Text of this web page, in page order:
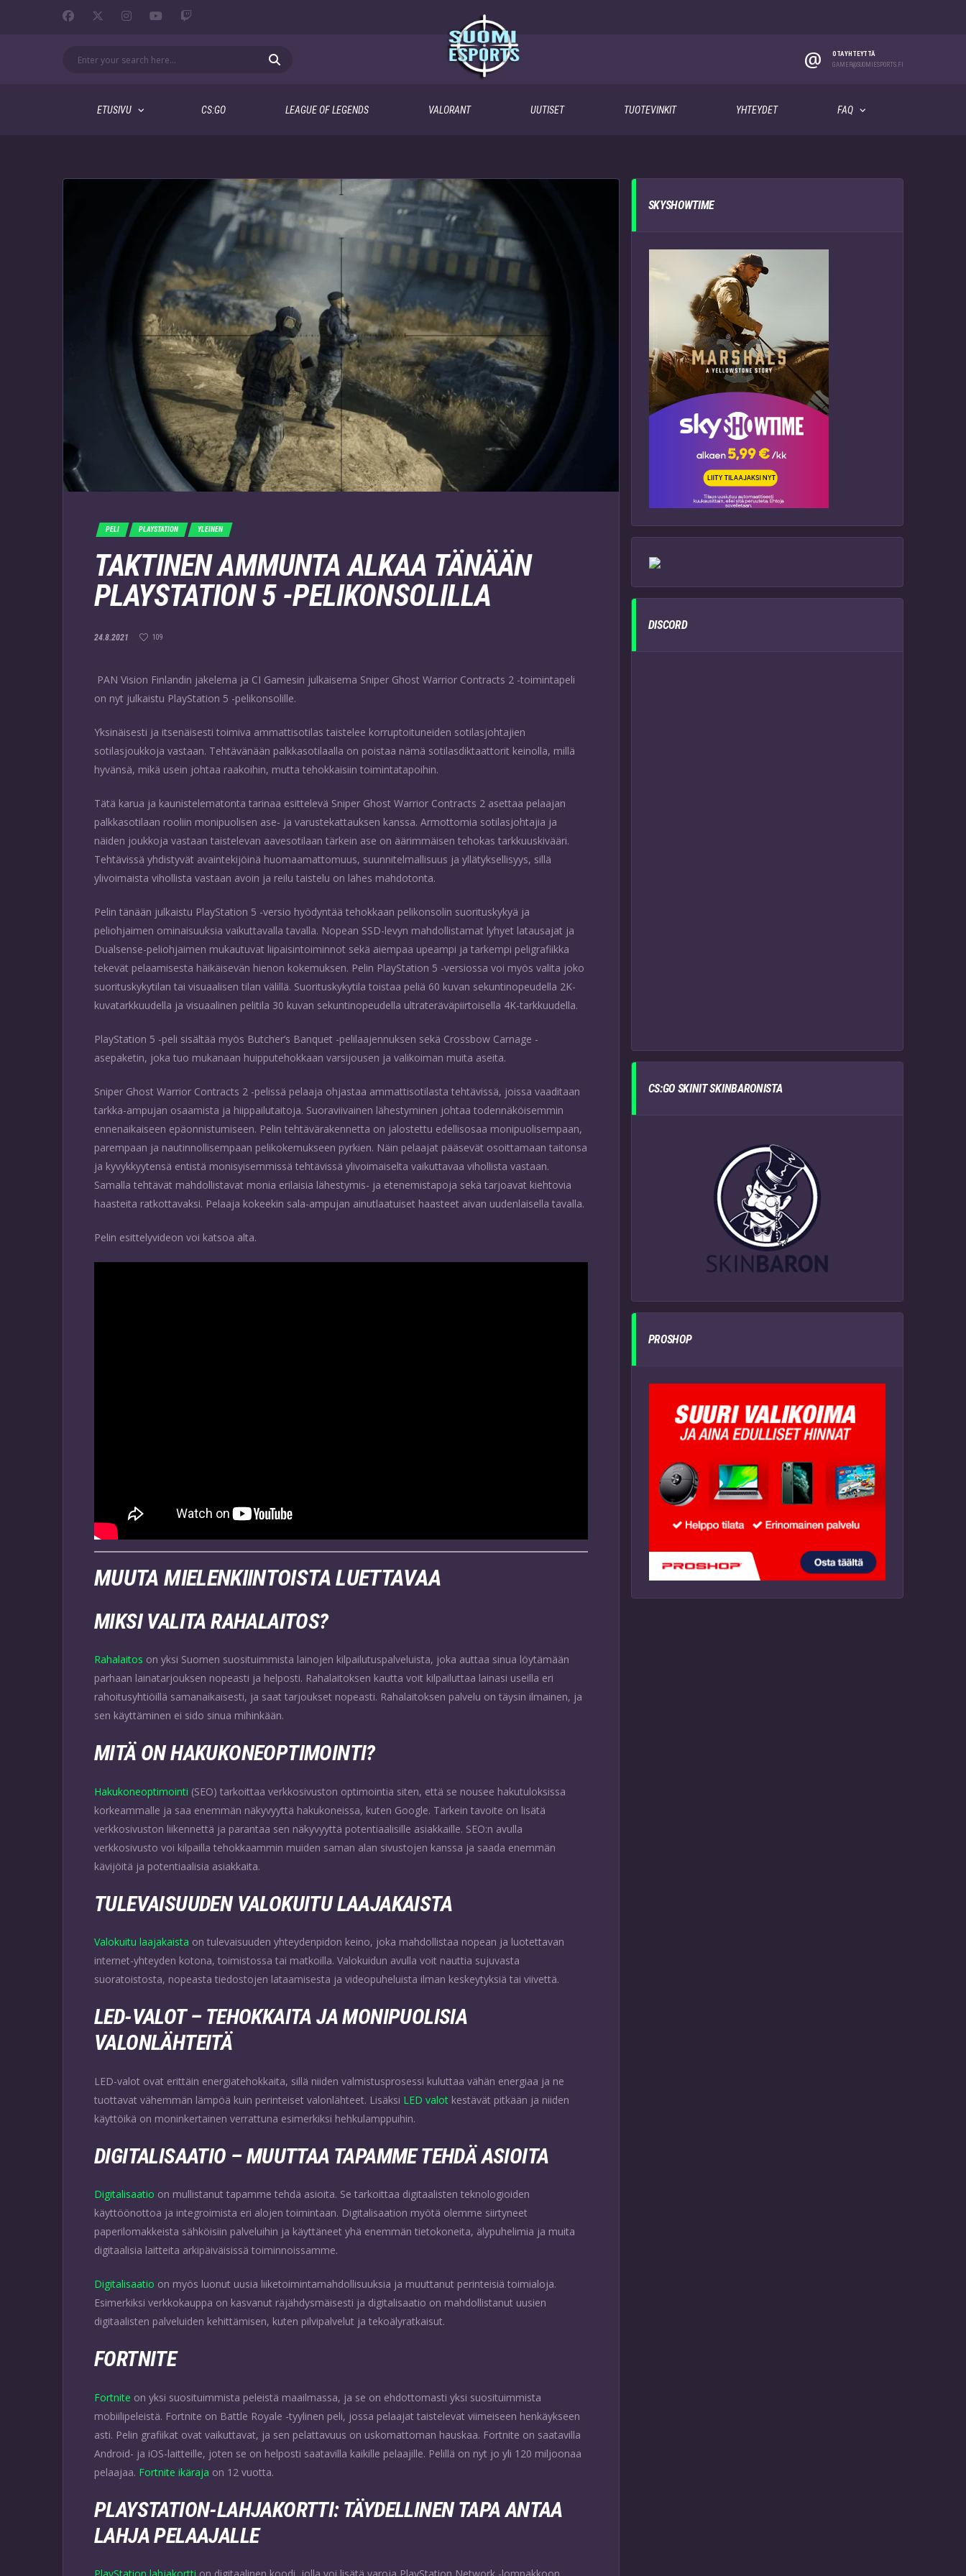
@
OTA YHTEYTTÄ
GAMER@SUOMIESPORTS.FI
ETUSIVU CS:GO LEAGUE OF LEGENDS VALORANT UUTISET TUOTEVINKIT YHTEYDET FAQ
PELI PLAYSTATION YLEINEN
TAKTINEN AMMUNTA ALKAA TÄNÄÄN
PLAYSTATION 5 -PELIKONSOLILLA
24.8.2021 109
PAN Vision Finlandin jakelema ja CI Gamesin julkaisema Sniper Ghost Warrior Contracts 2 -toimintapeli
on nyt julkaistu PlayStation 5 -pelikonsolille.
Yksinäisesti ja itsenäisesti toimiva ammattisotilas taistelee korruptoituneiden sotilasjohtajien
sotilasjoukkoja vastaan. Tehtävänään palkkasotilaalla on poistaa nämä sotilasdiktaattorit keinolla, millä
hyvänsä, mikä usein johtaa raakoihin, mutta tehokkaisiin toimintatapoihin.
Tätä karua ja kaunistelematonta tarinaa esittelevä Sniper Ghost Warrior Contracts 2 asettaa pelaajan
palkkasotilaan rooliin monipuolisen ase- ja varustekattauksen kanssa. Armottomia sotilasjohtajia ja
näiden joukkoja vastaan taistelevan aavesotilaan tärkein ase on äärimmäisen tehokas tarkkuuskivääri.
Tehtävissä yhdistyvät avaintekijöinä huomaamattomuus, suunnitelmallisuus ja yllätyksellisyys, sillä
ylivoimaista vihollista vastaan avoin ja reilu taistelu on lähes mahdotonta.
Pelin tänään julkaistu PlayStation 5 -versio hyödyntää tehokkaan pelikonsolin suorituskykyä ja
peliohjaimen ominaisuuksia vaikuttavalla tavalla. Nopean SSD-levyn mahdollistamat lyhyet latausajat ja
Dualsense-peliohjaimen mukautuvat liipaisintoiminnot sekä aiempaa upeampi ja tarkempi peligrafiikka
tekevät pelaamisesta häikäisevän hienon kokemuksen. Pelin PlayStation 5 -versiossa voi myös valita joko
suorituskykytilan tai visuaalisen tilan välillä. Suorituskykytila toistaa peliä 60 kuvan sekuntinopeudella 2K-
kuvatarkkuudella ja visuaalinen pelitila 30 kuvan sekuntinopeudella ultrateräväpiirtoisella 4K-tarkkuudella.
PlayStation 5 -peli sisältää myös Butcher’s Banquet -pelilaajennuksen sekä Crossbow Carnage -
asepaketin, joka tuo mukanaan huipputehokkaan varsijousen ja valikoiman muita aseita.
Sniper Ghost Warrior Contracts 2 -pelissä pelaaja ohjastaa ammattisotilasta tehtävissä, joissa vaaditaan
tarkka-ampujan osaamista ja hiippailutaitoja. Suoraviivainen lähestyminen johtaa todennäköisemmin
ennenaikaiseen epäonnistumiseen. Pelin tehtävärakennetta on jalostettu edellisosaa monipuolisempaan,
parempaan ja nautinnollisempaan pelikokemukseen pyrkien. Näin pelaajat pääsevät osoittamaan taitonsa
ja kyvykkyytensä entistä monisyisemmissä tehtävissä ylivoimaiselta vaikuttavaa vihollista vastaan.
Samalla tehtävät mahdollistavat monia erilaisia lähestymis- ja etenemistapoja sekä tarjoavat kiehtovia
haasteita ratkottavaksi. Pelaaja kokeekin sala-ampujan ainutlaatuiset haasteet aivan uudenlaisella tavalla.
Pelin esittelyvideon voi katsoa alta.
MUUTA MIELENKIINTOISTA LUETTAVAA
MIKSI VALITA RAHALAITOS?
Rahalaitos on yksi Suomen suosituimmista lainojen kilpailutuspalveluista, joka auttaa sinua löytämään
parhaan lainatarjouksen nopeasti ja helposti. Rahalaitoksen kautta voit kilpailuttaa lainasi useilla eri
rahoitusyhtiöillä samanaikaisesti, ja saat tarjoukset nopeasti. Rahalaitoksen palvelu on täysin ilmainen, ja
sen käyttäminen ei sido sinua mihinkään.
MITÄ ON HAKUKONEOPTIMOINTI?
Hakukoneoptimointi (SEO) tarkoittaa verkkosivuston optimointia siten, että se nousee hakutuloksissa
korkeammalle ja saa enemmän näkyvyyttä hakukoneissa, kuten Google. Tärkein tavoite on lisätä
verkkosivuston liikennettä ja parantaa sen näkyvyyttä potentiaalisille asiakkaille. SEO:n avulla
verkkosivusto voi kilpailla tehokkaammin muiden saman alan sivustojen kanssa ja saada enemmän
kävijöitä ja potentiaalisia asiakkaita.
TULEVAISUUDEN VALOKUITU LAAJAKAISTA
Valokuitu laajakaista on tulevaisuuden yhteydenpidon keino, joka mahdollistaa nopean ja luotettavan
internet-yhteyden kotona, toimistossa tai matkoilla. Valokuidun avulla voit nauttia sujuvasta
suoratoistosta, nopeasta tiedostojen lataamisesta ja videopuheluista ilman keskeytyksiä tai viivettä.
LED-VALOT – TEHOKKAITA JA MONIPUOLISIA
VALONLÄHTEITÄ
LED-valot ovat erittäin energiatehokkaita, sillä niiden valmistusprosessi kuluttaa vähän energiaa ja ne
tuottavat vähemmän lämpöä kuin perinteiset valonlähteet. Lisäksi LED valot kestävät pitkään ja niiden
käyttöikä on moninkertainen verrattuna esimerkiksi hehkulamppuihin.
DIGITALISAATIO – MUUTTAA TAPAMME TEHDÄ ASIOITA
Digitalisaatio on mullistanut tapamme tehdä asioita. Se tarkoittaa digitaalisten teknologioiden
käyttöönottoa ja integroimista eri alojen toimintaan. Digitalisaation myötä olemme siirtyneet
paperilomakkeista sähköisiin palveluihin ja käyttäneet yhä enemmän tietokoneita, älypuhelimia ja muita
digitaalisia laitteita arkipäiväisissä toiminnoissamme.
Digitalisaatio on myös luonut uusia liiketoimintamahdollisuuksia ja muuttanut perinteisiä toimialoja.
Esimerkiksi verkkokauppa on kasvanut räjähdysmäisesti ja digitalisaatio on mahdollistanut uusien
digitaalisten palveluiden kehittämisen, kuten pilvipalvelut ja tekoälyratkaisut.
FORTNITE
Fortnite on yksi suosituimmista peleistä maailmassa, ja se on ehdottomasti yksi suosituimmista
mobiilipeleistä. Fortnite on Battle Royale -tyylinen peli, jossa pelaajat taistelevat viimeiseen henkäykseen
asti. Pelin grafiikat ovat vaikuttavat, ja sen pelattavuus on uskomattoman hauskaa. Fortnite on saatavilla
Android- ja iOS-laitteille, joten se on helposti saatavilla kaikille pelaajille. Pelillä on nyt jo yli 120 miljoonaa
pelaajaa. Fortnite ikäraja on 12 vuotta.
PLAYSTATION-LAHJAKORTTI: TÄYDELLINEN TAPA ANTAA
LAHJA PELAAJALLE
SKYSHOWTIME
DISCORD
CS:GO SKINIT SKINBARONISTA
PROSHOP